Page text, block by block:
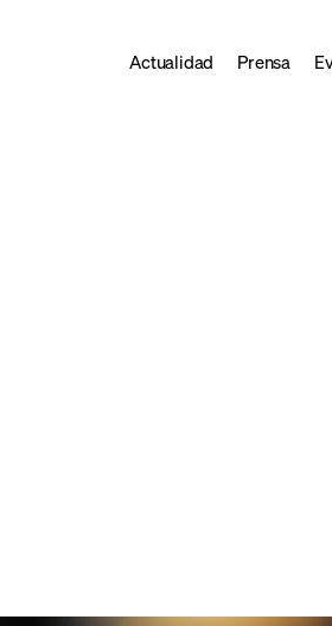
Actualidad Prensa